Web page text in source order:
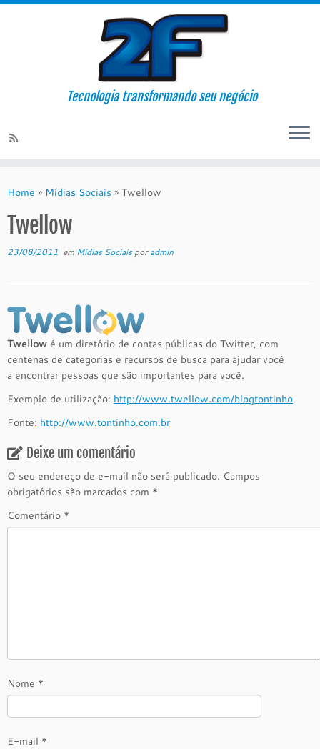
Tecnologia transformando seu negócio
Home » Mídias Sociais » Twellow
Twellow
23/08/2011 em Mídias Sociaisporadmin
Twellow é um diretório de contas públicas do Twitter, com
centenas de categorias e recursos de busca para ajudar você
a encontrar pessoas que são importantes para você.
Exemplo de utilização: http://www.twellow.com/blogtontinho
Fonte: http://www.tontinho.com.br
Deixe um comentário
O seu endereço de e-mail não será publicado. Campos
obrigatórios são marcados com *
Comentário *
Nome *
E-mail *